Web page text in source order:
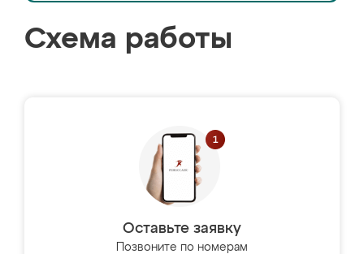
Схема работы
Оставьте заявку
Позвоните по номерам